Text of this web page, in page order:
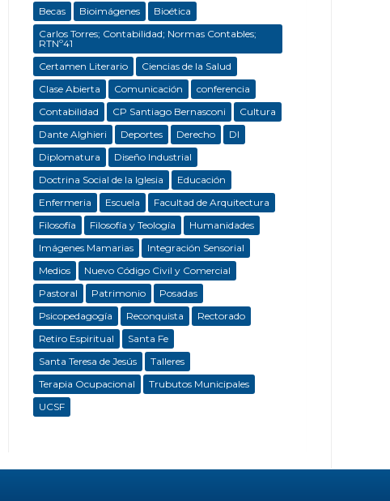
Becas
Bioimágenes
Bioética
Carlos Torres; Contabilidad; Normas Contables;
RTNº41
Certamen Literario
Ciencias de la Salud
Clase Abierta
Comunicación
conferencia
Contabilidad
CP Santiago Bernasconi
Cultura
Dante Alghieri
Deportes Derecho
DI
Diplomatura
Diseño Industrial
Doctrina Social de la Iglesia
Educación
Enfermeria
Escuela
Facultad de Arquitectura
Filosofía
Filosofía y Teología
Humanidades
Imágenes Mamarias
Integración Sensorial
Medios
Nuevo Código Civil y Comercial
Pastoral
Patrimonio
Posadas
Psicopedagogía
Reconquista
Rectorado
Retiro Espiritual
Santa Fe
Santa Teresa de Jesús
Talleres
Terapia Ocupacional
Trubutos Municipales
UCSF